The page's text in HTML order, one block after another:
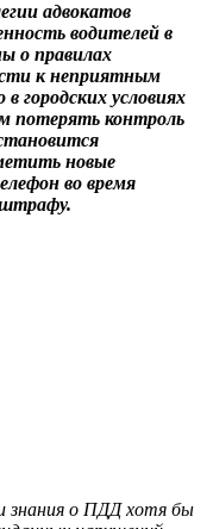
адвокатов
водителей в
о правилах
к неприятным
городских условиях
потерять контроль
новые
во время
знания о ПДД хотя бы